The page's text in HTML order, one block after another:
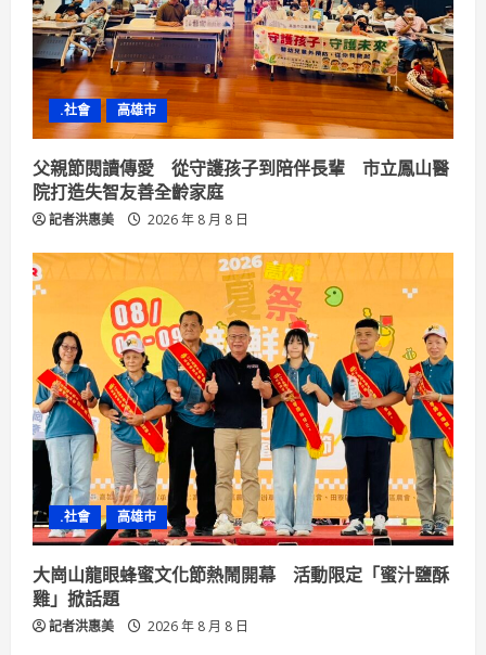
d
i
n
g
.社會 高雄市
父親節閱讀傳愛 從守護孩子到陪伴長輩 市立鳳山醫
院打造失智友善全齡家庭
記者洪惠美 2026 年 8 月 8 日
.社會 高雄市
大崗山龍眼蜂蜜文化節熱鬧開幕 活動限定「蜜汁鹽酥
雞」掀話題
記者洪惠美 2026 年 8 月 8 日